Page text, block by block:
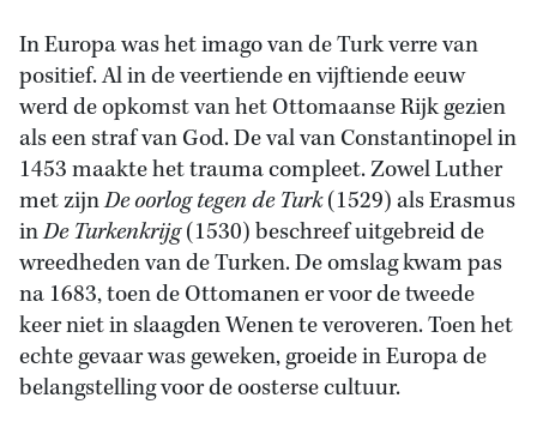
In Europa was het imago van de Turk verre van
positief. Al in de veertiende en vijftiende eeuw
werd de opkomst van het Ottomaanse Rijk gezien
als een straf van God. De val van Constantinopel in
1453 maakte het trauma compleet. Zowel Luther
met zijnDe oorlog tegen de Turk(1529) als Erasmus
inDe Turkenkrijg(1530) beschreef uitgebreid de
wreedheden van de Turken. De omslag kwam pas
na 1683, toen de Ottomanen er voor de tweede
keer niet in slaagden Wenen te veroveren. Toen het
echte gevaar was geweken, groeide in Europa de
belangstelling voor de oosterse cultuur.